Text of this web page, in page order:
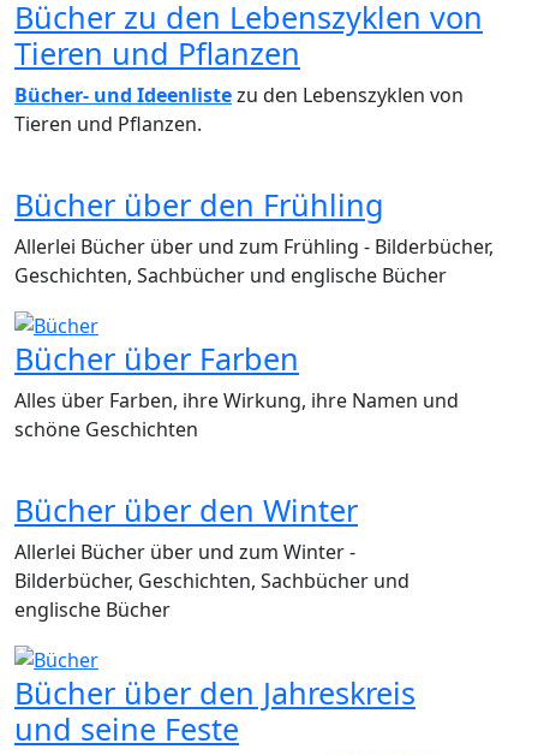
Bücher zu den Lebenszyklen von
Tieren und Pflanzen
Bücher- und Ideenlistezu den Lebenszyklen von
Tieren und Pflanzen.
Bücher über den Frühling
Allerlei Bücher über und zum Frühling - Bilderbücher,
Geschichten, Sachbücher und englische Bücher
Bücher über Farben
Alles über Farben, ihre Wirkung, ihre Namen und
schöne Geschichten
Bücher über den Winter
Allerlei Bücher über und zum Winter -
Bilderbücher, Geschichten, Sachbücher und
englische Bücher
Bücher über den Jahreskreis
und seine Feste